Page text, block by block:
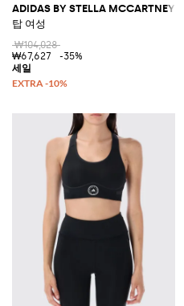
ADIDAS BY STELLA MCCARTNEY
탑 여성
₩104,028
₩67,627
-35%